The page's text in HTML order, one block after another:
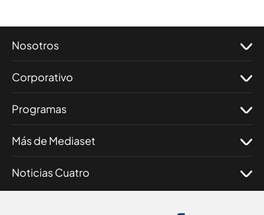
Nosotros
Corporativo
Programas
Más de Mediaset
Noticias Cuatro